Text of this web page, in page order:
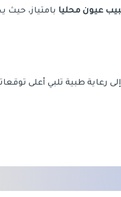
عيون محليا بامتياز، حيث
رعاية طبية تلبي أعلى